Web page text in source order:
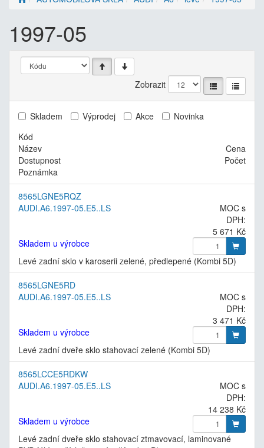
1997-05
Zobrazit
Skladem Výprodej Akce
Novinka
Kód
Název
Cena
Dostupnost
Počet
Poznámka
8565LGNE5RQZ
AUDI.A6.1997-05.E5..LS
MOC s
DPH:
5 671 Kč
Skladem u výrobce
Levé zadní sklo v karoserii zelené, předlepené (Kombi 5D)
8565LGNE5RD
AUDI.A6.1997-05.E5..LS
MOC s
DPH:
3 471 Kč
Skladem u výrobce
Levé zadní dveře sklo stahovací zelené (Kombi 5D)
8565LCCE5RDKW
AUDI.A6.1997-05.E5..LS
MOC s
DPH:
14 238 Kč
Skladem u výrobce
Levé zadní dveře sklo stahovací ztmavovací, laminované